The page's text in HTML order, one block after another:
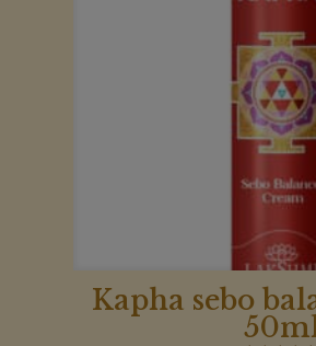
Kapha sebo